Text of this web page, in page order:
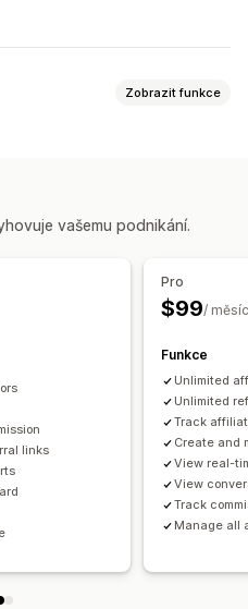
Zobrazit funkce
formuláře
Automatické platby
měn PayPal
vašemu podnikání.
links
Pro
$99/ měsíc
Funkce
Unlimited
Unlimited
Track
Create and
View real-
View
Track
Manage all